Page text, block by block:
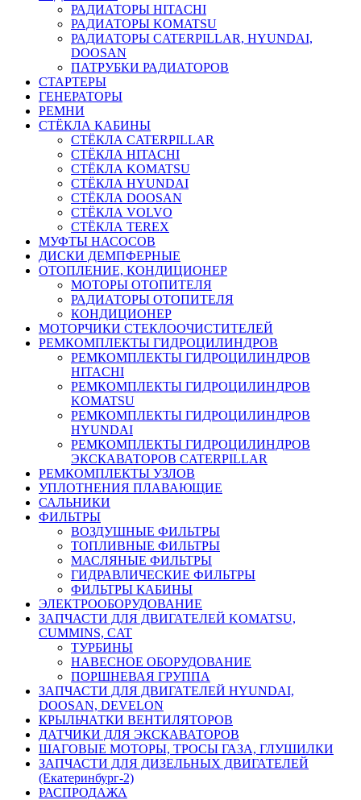
РАДИАТОРЫ HITACHI
РАДИАТОРЫ KOMATSU
РАДИАТОРЫ CATERPILLAR, HYUNDAI,
DOOSAN
ПАТРУБКИ РАДИАТОРОВ
СТАРТЕРЫ
ГЕНЕРАТОРЫ
РЕМНИ
СТЁКЛА КАБИНЫ
СТЁКЛА CATERPILLAR
СТЁКЛА HITACHI
СТЁКЛА KOMATSU
СТЁКЛА HYUNDAI
СТЁКЛА DOOSAN
СТЁКЛА VOLVO
СТЁКЛА TEREX
МУФТЫ НАСОСОВ
ДИСКИ ДЕМПФЕРНЫЕ
ОТОПЛЕНИЕ, КОНДИЦИОНЕР
МОТОРЫ ОТОПИТЕЛЯ
РАДИАТОРЫ ОТОПИТЕЛЯ
КОНДИЦИОНЕР
МОТОРЧИКИ СТЕКЛООЧИСТИТЕЛЕЙ
РЕМКОМПЛЕКТЫ ГИДРОЦИЛИНДРОВ
РЕМКОМПЛЕКТЫ ГИДРОЦИЛИНДРОВ
HITACHI
РЕМКОМПЛЕКТЫ ГИДРОЦИЛИНДРОВ
KOMATSU
РЕМКОМПЛЕКТЫ ГИДРОЦИЛИНДРОВ
HYUNDAI
РЕМКОМПЛЕКТЫ ГИДРОЦИЛИНДРОВ
ЭКСКАВАТОРОВ CATERPILLAR
РЕМКОМПЛЕКТЫ УЗЛОВ
УПЛОТНЕНИЯ ПЛАВАЮЩИЕ
САЛЬНИКИ
ФИЛЬТРЫ
ВОЗДУШНЫЕ ФИЛЬТРЫ
ТОПЛИВНЫЕ ФИЛЬТРЫ
МАСЛЯНЫЕ ФИЛЬТРЫ
ГИДРАВЛИЧЕСКИЕ ФИЛЬТРЫ
ФИЛЬТРЫ КАБИНЫ
ЭЛЕКТРООБОРУДОВАНИЕ
ЗАПЧАСТИ ДЛЯ ДВИГАТЕЛЕЙ KOMATSU,
CUMMINS, CAT
ТУРБИНЫ
НАВЕСНОЕ ОБОРУДОВАНИЕ
ПОРШНЕВАЯ ГРУППА
ЗАПЧАСТИ ДЛЯ ДВИГАТЕЛЕЙ HYUNDAI,
DOOSAN, DEVELON
КРЫЛЬЧАТКИ ВЕНТИЛЯТОРОВ
ДАТЧИКИ ДЛЯ ЭКСКАВАТОРОВ
ШАГОВЫЕ МОТОРЫ, ТРОСЫ ГАЗА, ГЛУШИЛКИ
ЗАПЧАСТИ ДЛЯ ДИЗЕЛЬНЫХ ДВИГАТЕЛЕЙ
(Екатеринбург-2)
РАСПРОДАЖА